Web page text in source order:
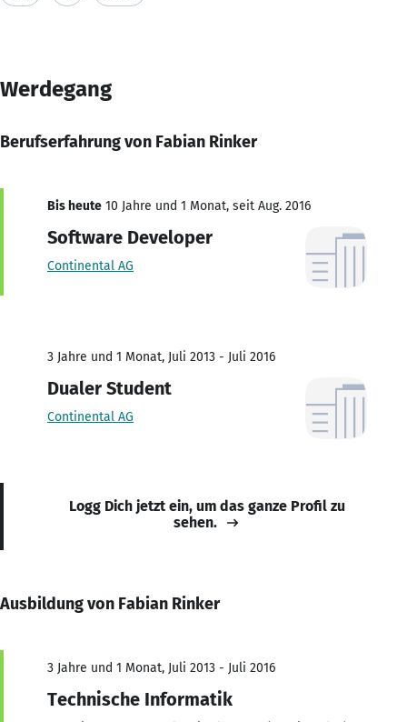
Werdegang
Berufserfahrung von Fabian Rinker
Bis heute 10 Jahre und 1 Monat, seit Aug. 2016
Software Developer
Continental AG
3 Jahre und 1 Monat, Juli 2013 - Juli 2016
Dualer Student
Continental AG
Logg Dich jetzt ein, um das ganze Profil zu
sehen.
Ausbildung von Fabian Rinker
3 Jahre und 1 Monat, Juli 2013 - Juli 2016
Technische Informatik